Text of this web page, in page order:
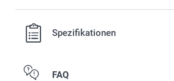
Spezifikationen
FAQ